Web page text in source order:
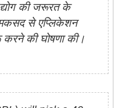
की जरूरत के
से एप्लिकेशन
की घोषणा की।